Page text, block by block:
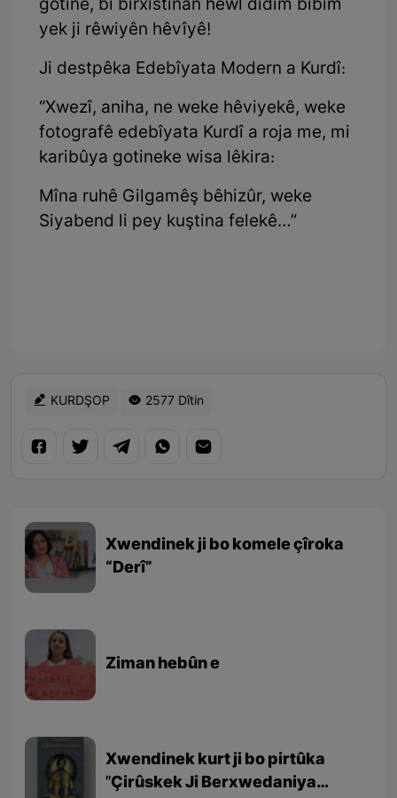
gotinê, bi bîrxistinan hewl didim bibim
yek ji rêwiyên hêvîyê!
Ji destpêka Edebîyata Modern a Kurdî:
“Xwezî, aniha, ne weke hêviyekê, weke
fotografê edebîyata Kurdî a roja me, mi
karibûya gotineke wisa lêkira:
Mîna ruhê Gilgamêş bêhizûr, weke
Siyabend li pey kuştina felekê…”
KURDŞOP 2577 Dîtin
Xwendinek ji bo komele çîroka
“Derî”
Ziman hebûn e
Xwendinek kurt ji bo pirtûka
''Çirûskek Ji Berxwedaniya